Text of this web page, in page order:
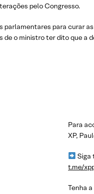
pelo Congresso.
para curar
o ministro ter dito que a
Para
XP,
Siga
t.me/
Tenha